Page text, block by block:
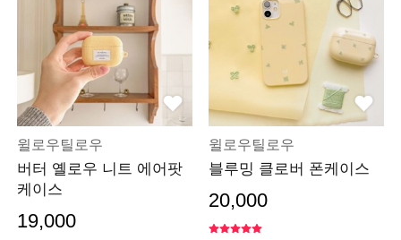
윌로우틸로우
버터 옐로우 니트 에어팟
케이스
19,000
윌로우틸로우
블루밍 클로버 폰케이스
20,000